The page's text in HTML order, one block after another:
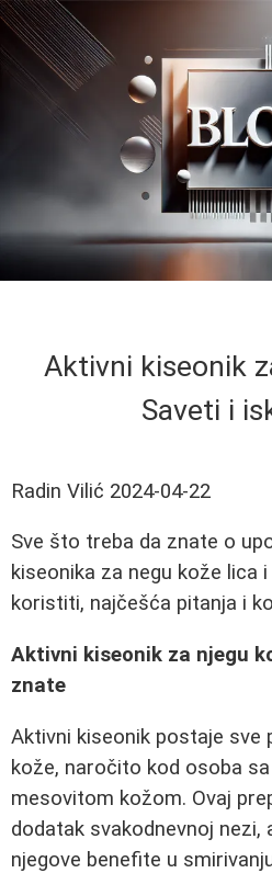
Aktivni kiseonik
Saveti i
Radin Vilić 2024-04-22
Sve što treba da znate o
kiseonika za negu kože lica
koristiti, najčešća pitanja i
Aktivni kiseonik za njegu
znate
Aktivni kiseonik postaje sve
kože, naročito kod osoba
mesovitom kožom. Ovaj
dodatak svakodnevnoj
njegove benefite u